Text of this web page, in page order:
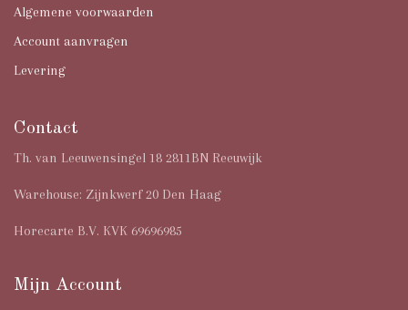
Algemene voorwaarden
Account aanvragen
Levering
Contact
Th. van Leeuwensingel 18 2811BN Reeuwijk
Warehouse: Zijnkwerf 20 Den Haag
Horecarte B.V. KVK 69696985
Mijn Account